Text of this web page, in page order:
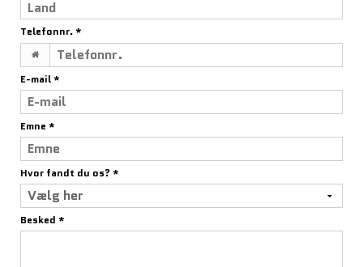
Telefonnr.*
E-mail*
Emne *
Hvor fandt du os? *
Besked *